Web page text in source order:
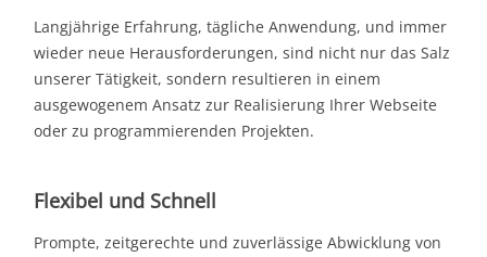
Langjährige Erfahrung, tägliche Anwendung, und immer
wieder neue Herausforderungen, sind nicht nur das Salz
unserer Tätigkeit, sondern resultieren in einem
ausgewogenem Ansatz zur Realisierung Ihrer Webseite
oder zu programmierenden Projekten.
Flexibel und Schnell
Prompte, zeitgerechte und zuverlässige Abwicklung von